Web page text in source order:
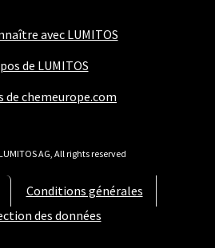
avec LUMITOS
de LUMITOS
de chemeurope.com
Conditions générales
des données
AG, All rights reserved